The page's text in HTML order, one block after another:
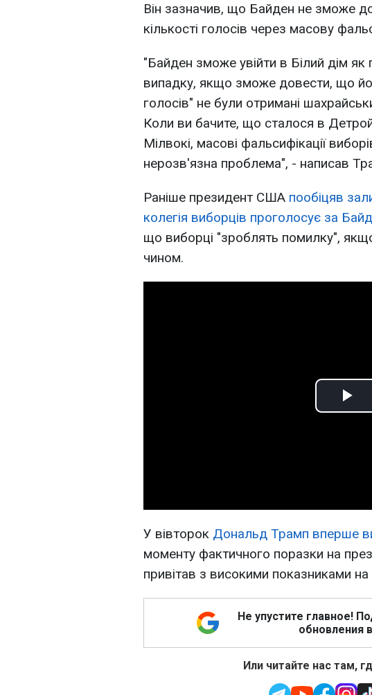
Він зазначив, що Байден не зможе
кількості голосів через масову
"Байден зможе увійти в Білий дім як
випадку, якщо зможе довести, що
голосів" не були отримані
Коли ви бачите, що сталося в
Мілвокі, масові фальсифікації
нерозв'язна проблема", - написав
Раніше президент США пообіцяв
колегія виборців проголосує за
що виборці "зроблять помилку",
чином.
У вівторок Дональд Трамп вперше
моменту фактичного поразки на
привітав з високими показниками на
Не упустите главное!
обновления
Или читайте нас там,